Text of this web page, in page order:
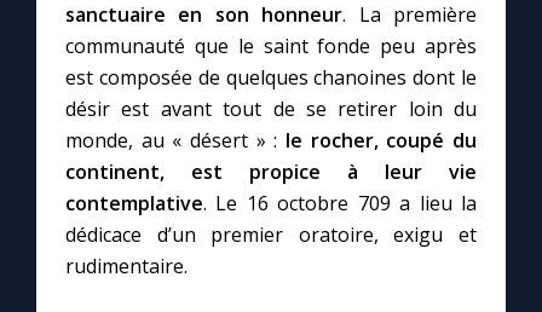
sanctuaire en son honneur. La première
communauté que le saint fonde peu après
est composée de quelques chanoines dont le
désir est avant tout de se retirer loin du
monde, au « désert » : le rocher, coupé du
continent, est propice à leur vie
contemplative. Le 16 octobre 709 a lieu la
dédicace d’un premier oratoire, exigu et
rudimentaire.